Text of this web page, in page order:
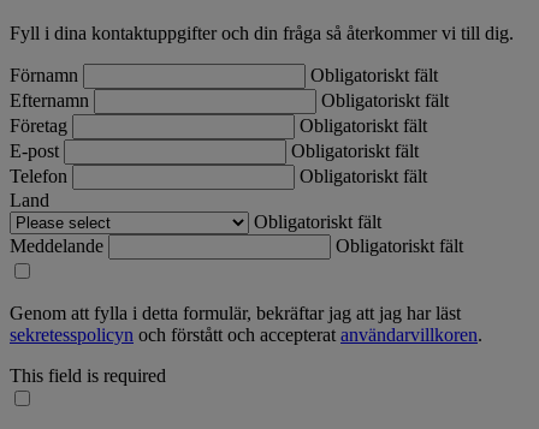
Fyll i dina kontaktuppgifter och din fråga så återkommer vi till dig.
Förnamn
Obligatoriskt fält
Efternamn
Obligatoriskt fält
Företag
Obligatoriskt fält
E-post
Obligatoriskt fält
Telefon
Obligatoriskt fält
Land
Obligatoriskt fält
Meddelande
Obligatoriskt fält
Genom att fylla i detta formulär, bekräftar jag att jag har läst
sekretesspolicyn och förstått och accepterat användarvillkoren.
This field is required